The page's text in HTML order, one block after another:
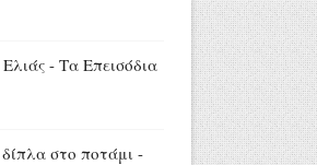
- Τα Επεισόδια
δίπλα στο ποτάμι -